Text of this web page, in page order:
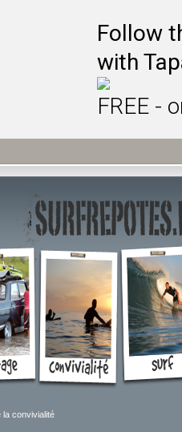
Follow
with
FREE -
convivialité